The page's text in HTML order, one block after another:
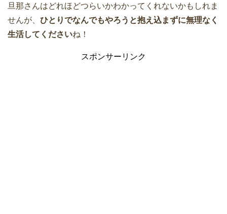
旦那さんはどれほどつらいかわかってくれないかもしれま
せんが、 ひとりでなんでもやろうと抱え込まずに無理なく
生活してくださいね！
スポンサーリンク